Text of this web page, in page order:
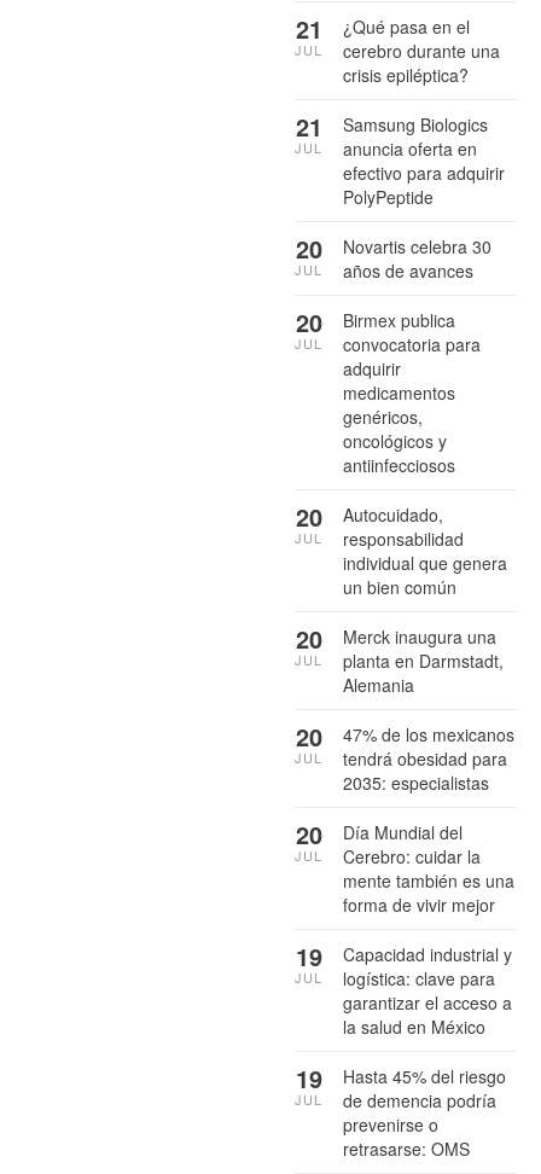
¿Qué pasa en el
cerebro durante una
crisis epiléptica?
21
JUL
Samsung Biologics
anuncia oferta en
efectivo para adquirir
PolyPeptide
21
JUL
Novartis celebra 30
años de avances
20
JUL
Birmex publica
convocatoria para
adquirir
medicamentos
genéricos,
oncológicos y
antiinfecciosos
20
JUL
Autocuidado,
responsabilidad
individual que genera
un bien común
20
JUL
Merck inaugura una
planta en Darmstadt,
Alemania
20
JUL
47% de los mexicanos
tendrá obesidad para
2035: especialistas
20
JUL
Día Mundial del
Cerebro: cuidar la
mente también es una
forma de vivir mejor
20
JUL
Capacidad industrial y
logística: clave para
garantizar el acceso a
la salud en México
19
JUL
Hasta 45% del riesgo
de demencia podría
prevenirse o
retrasarse: OMS
19
JUL